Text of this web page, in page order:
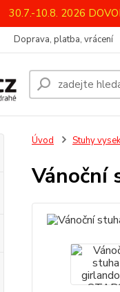
30.7.-10.8. 2026
Doprava, platba, vrácení
Úvod Stuhy
Vánoční